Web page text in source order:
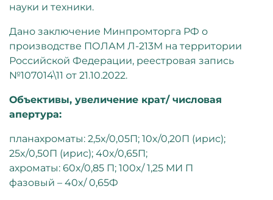
науки и техники.
Дано заключение Минпромторга РФ о
производстве ПОЛАМ Л-213М на территории
Российской Федерации, реестровая запись
№107014\11 от 21.10.2022.
Объективы, увеличение крат/ числовая
апертура:
планахроматы: 2,5x/0,05П; 10x/0,20П (ирис);
25x/0,50П (ирис); 40x/0,65П;
ахроматы: 60x/0,85 П; 100x/ 1,25 МИ П
фазовый – 40x/ 0,65Ф